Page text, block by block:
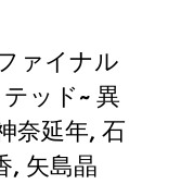
ァイナル
ッド~ 異
奈延年, 石
, 矢島晶